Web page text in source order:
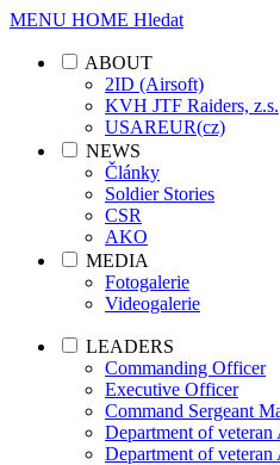
MENU HOME Hledat
ABOUT
2ID (Airsoft)
KVH JTF Raiders, z.s.
USAREUR(cz)
NEWS
Články
Soldier Stories
CSR
AKO
MEDIA
Fotogalerie
Videogalerie
LEADERS
Commanding Officer
Executive Officer
Command Sergeant
Department of veteran
Department of